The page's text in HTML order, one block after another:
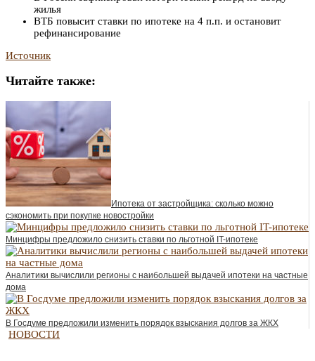
жилья
ВТБ повысит ставки по ипотеке на 4 п.п. и остановит
рефинансирование
Источник
Читайте также:
Ипотека от застройщика: сколько можно
сэкономить при покупке новостройки
Минцифры предложило снизить ставки по льготной IT-ипотеке
Аналитики вычислили регионы с наибольшей выдачей ипотеки на частные
дома
В Госдуме предложили изменить порядок взыскания долгов за ЖКХ
НОВОСТИ